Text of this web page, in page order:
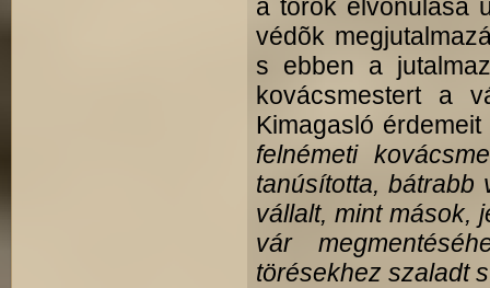
a török elvonulása
védõk
s ebben a
kovácsmestert a
Kimagasló
felnémeti
tanúsította, bátrabb
vállalt, mint mások,
vár
törésekhez szaladt